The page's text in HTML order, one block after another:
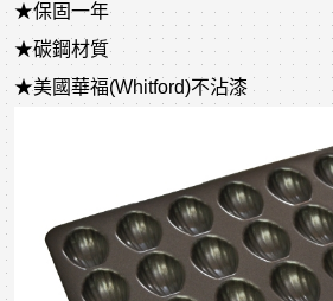
★保固一年
★碳鋼材質
★美國華福(Whitford)不沾漆